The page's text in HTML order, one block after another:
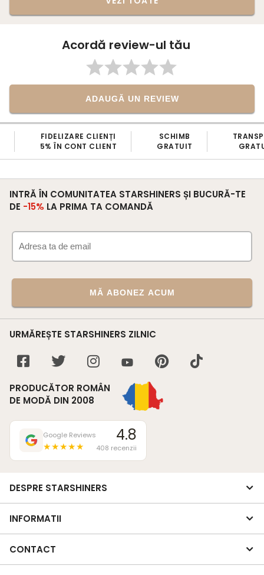
Acordă review-ul tău
ADAUGĂ UN REVIEW
FIDELIZARE CLIENȚI
5% ÎN CONT CLIENT
SCHIMB
GRATUIT
INTRĂ ÎN COMUNITATEA STARSHINERS ȘI BUCURĂ-TE
DE -15% LA PRIMA TA COMANDĂ
MĂ ABONEZ ACUM
URMĂREȘTE STARSHINERS ZILNIC
PRODUCĂTOR ROMÂN
DE MODĂ DIN 2008
Google Reviews
★★★★★
4.8
408 recenzii
DESPRE STARSHINERS
INFORMATII
CONTACT